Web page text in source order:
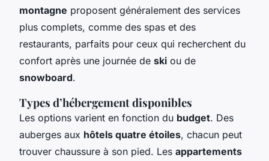
montagne proposent généralement des services
plus complets, comme des spas et des
restaurants, parfaits pour ceux qui recherchent du
confort après une journée de ski ou de
snowboard.
Types d’hébergement disponibles
Les options varient en fonction du budget. Des
auberges aux hôtels quatre étoiles, chacun peut
trouver chaussure à son pied. Les appartements